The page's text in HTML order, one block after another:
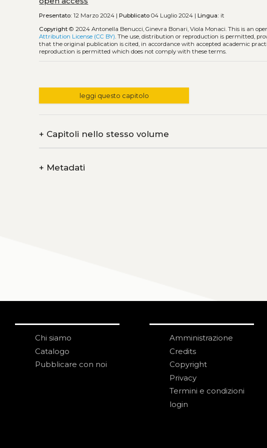
Presentato: 12 Marzo 2024 |Pubblicato 04 Luglio 2024 |Lingua: it
Copyright © 2024 Antonella Benucci, Ginevra Bonari, Viola Monaci.This is an
Attribution License (CC BY) . The use, distribution or reproduction is permitted,
that the original publication is cited, in accordance with accepted academic
reproduction is permitted which does not comply with these terms.
leggi questo capitolo
+ Capitoli nello stesso volume
+ Metadati
Chi siamo
Catalogo
Pubblicare con noi
Amministrazione
Credits
Copyright
Privacy
Termini e condizioni
login